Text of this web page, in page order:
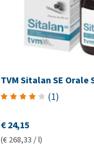
TVM Sitalan SE Orale
(1)
€ 24,15
(€ 268,33 / l)